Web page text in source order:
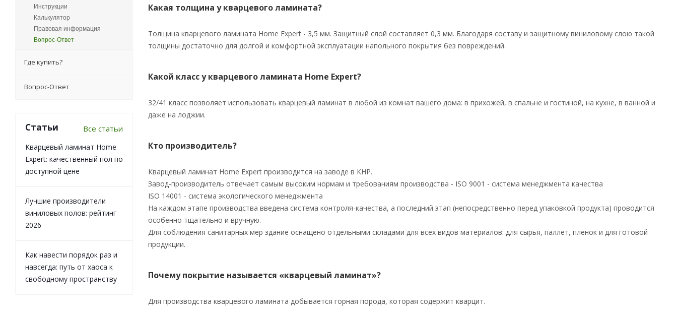
Какая толщина у кварцевого ламината?
Толщина кварцевого ламината Home Expert - 3,5 мм. Защитный слой составляет 0,3 мм. Благодаря составу и защитному виниловому слою такой
толщины достаточно для долгой и комфортной эксплуатации напольного покрытия без повреждений.
Какой класс у кварцевого ламината Home Expert?
32/41 класс позволяет использовать кварцевый ламинат в любой из комнат вашего дома: в прихожей, в спальне и гостиной, на кухне, в ванной и
даже на лоджии.
Кто производитель?
Кварцевый ламинат Home Expert производится на заводе в КНР.
Завод-производитель отвечает самым высоким нормам и требованиям производства - ISO 9001 - система менеджмента качества
ISO 14001 - система экологического менеджмента
На каждом этапе производства введена система контроля-качества, а последний этап (непосредственно перед упаковкой продукта) проводится
особенно тщательно и вручную.
Для соблюдения санитарных мер здание оснащено отдельными складами для всех видов материалов: для сырья, паллет, пленок и для готовой
продукции.
Почему покрытие называется «кварцевый ламинат»?
Для производства кварцевого ламината добывается горная порода, которая содержит кварцит.
Инструкции
Калькулятор
Правовая информация
Вопрос-Ответ
Где купить?
Вопрос-Ответ
Статьи Все статьи
Кварцевый ламинат Home
Expert: качественный пол по
доступной цене
Лучшие производители
виниловых полов: рейтинг
2026
Как навести порядок раз и
навсегда: путь от хаоса к
свободному пространству